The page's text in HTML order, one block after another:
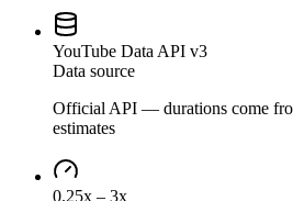
YouTube Data API v3
Data source
Official API — durations come
estimates
0.25x – 3x